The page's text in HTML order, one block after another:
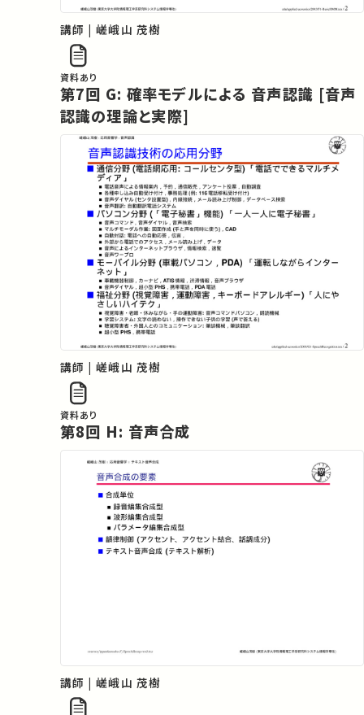
講師 | 嵯峨山 茂樹
資料あり
第7回 G: 確率モデルによる 音声認識 [音声
認識の理論と実際]
講師 | 嵯峨山 茂樹
資料あり
第8回 H: 音声合成
講師 | 嵯峨山 茂樹